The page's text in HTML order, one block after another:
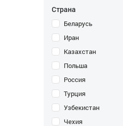
Страна
Беларусь
Иран
Казахстан
Польша
Россия
Турция
Узбекистан
Чехия